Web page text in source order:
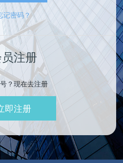
记密码？
注册
？现在去注册
即注册